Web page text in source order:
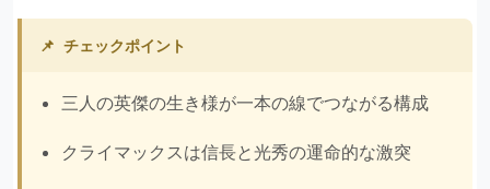
📌 チェックポイント
三人の英傑の生き様が一本の線でつながる構成
クライマックスは信長と光秀の運命的な激突